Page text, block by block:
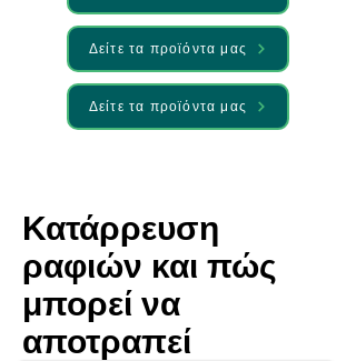
Δείτε τα προϊόντα μας
Δείτε τα προϊόντα μας
Κατάρρευση
ραφιών και πώς
μπορεί να
αποτραπεί